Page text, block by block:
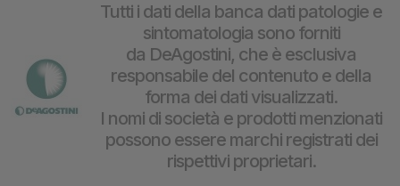
Tutti i dati della banca dati patologie e
sintomatologia sono forniti
da DeAgostini, che è esclusiva
responsabile del contenuto e della
forma dei dati visualizzati.
I nomi di società e prodotti menzionati
possono essere marchi registrati dei
rispettivi proprietari.